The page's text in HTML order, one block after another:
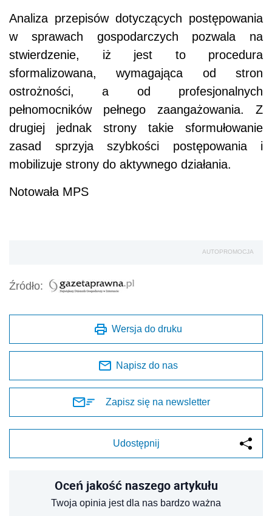
Analiza przepisów dotyczących postępowania
w sprawach gospodarczych pozwala na
stwierdzenie, iż jest to procedura
sformalizowana, wymagająca od stron
ostrożności, a od profesjonalnych
pełnomocników pełnego zaangażowania. Z
drugiej jednak strony takie sformułowanie
zasad sprzyja szybkości postępowania i
mobilizuje strony do aktywnego działania.
Notowała MPS
AUTOPROMOCJA
Źródło:
Wersja do druku
Napisz do nas
Zapisz się na newsletter
Udostępnij
Oceń jakość naszego artykułu
Twoja opinia jest dla nas bardzo ważna